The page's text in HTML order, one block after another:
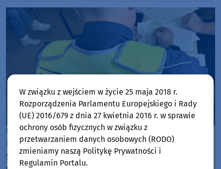
Powiat Chojnicki
poniedziałek, 20 lipca 2026, 14:58
Sześcioro kierujących prowadziło po alkoholu.
W związku z wejściem w życie 25 maja 2018 r.
Rozporządzenia Parlamentu Europejskiego i Rady
(UE) 2016/679 z dnia 27 kwietnia 2016 r. w sprawie
ochrony osób fizycznych w związku z
przetwarzaniem danych osobowych (RODO)
zmieniamy naszą Politykę Prywatności i
Regulamin Portalu.